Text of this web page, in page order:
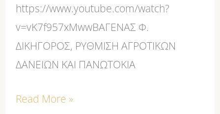
https://www.youtube.com/watch?
v=vK7f957xMwwΒΑΓΕΝΑΣ Φ.
ΔΙΚΗΓΟΡΟΣ, ΡΥΘΜΙΣΗ ΑΓΡΟΤΙΚΩΝ
ΔΑΝΕΙΩΝ ΚΑΙ ΠΑΝΩΤΟΚΙΑ
Read More »